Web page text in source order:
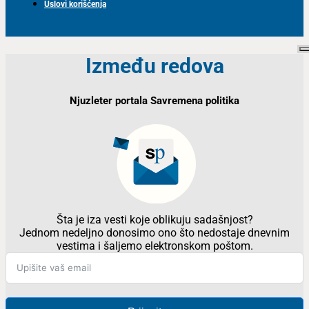
Uslovi korišćenja
Između redova
Njuzleter portala Savremena politika
Šta je iza vesti koje oblikuju sadašnjost?
Jednom nedeljno donosimo ono što nedostaje dnevnim
vestima i šaljemo elektronskom poštom.